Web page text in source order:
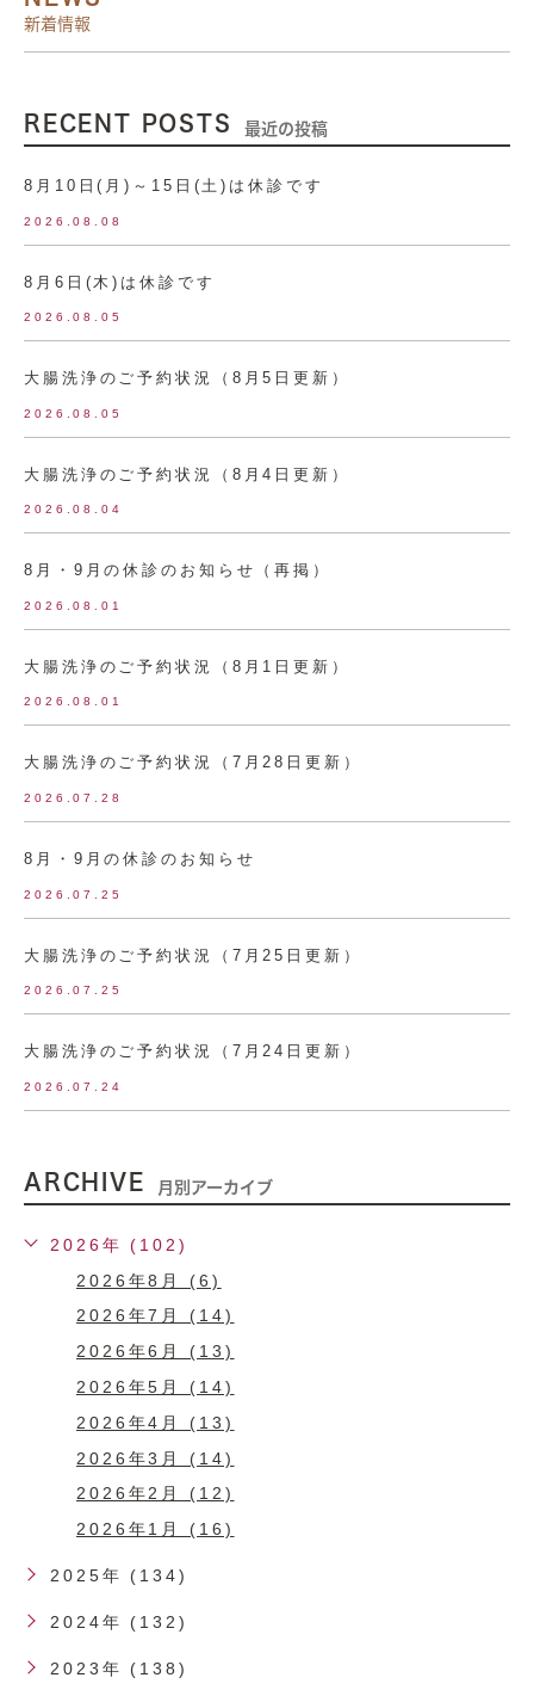
新着情報
RECENT POSTS 最近の投稿
8月10日(月)～15日(土)は休診です
2026.08.08
8月6日(木)は休診です
2026.08.05
大腸洗浄のご予約状況（8月5日更新）
2026.08.05
大腸洗浄のご予約状況（8月4日更新）
2026.08.04
8月・9月の休診のお知らせ（再掲）
2026.08.01
大腸洗浄のご予約状況（8月1日更新）
2026.08.01
大腸洗浄のご予約状況（7月28日更新）
2026.07.28
8月・9月の休診のお知らせ
2026.07.25
大腸洗浄のご予約状況（7月25日更新）
2026.07.25
大腸洗浄のご予約状況（7月24日更新）
2026.07.24
ARCHIVE 月別アーカイブ
2026年 (102)
2026年8月 (6)
2026年7月 (14)
2026年6月 (13)
2026年5月 (14)
2026年4月 (13)
2026年3月 (14)
2026年2月 (12)
2026年1月 (16)
2025年 (134)
2024年 (132)
2023年 (138)